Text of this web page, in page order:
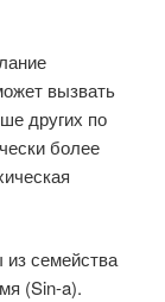
вызвать
других по
более
из семейства
(Sin-a).